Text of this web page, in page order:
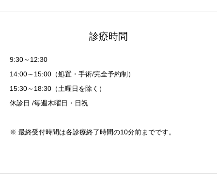
診療時間
9:30～12:30
14:00～15:00（処置・手術/完全予約制）
15:30～18:30（土曜日を除く）
休診日 /毎週木曜日・日祝
※ 最終受付時間は各診療終了時間の10分前までです。